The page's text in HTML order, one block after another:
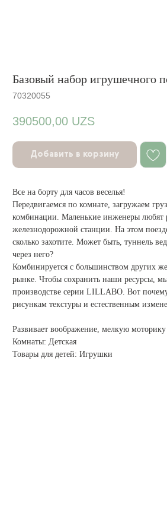
Базовый набор игрушечного
70320055
390500,00 UZS
Добавить в корзину
Все на борту для часов веселья!
Передвигаемся по комнате, загружаем
комбинации. Маленькие инженеры любят
железнодорожной станции. На этом
сколько захотите. Может быть, туннель
через него?
Комбинируется с большинством других
рынке. Чтобы сохранить наши ресурсы,
производстве серии LILLABO. Вот
рисункам текстуры и естественным
Развивает воображение, мелкую
Комнаты: Детская
Товары для детей: Игрушки